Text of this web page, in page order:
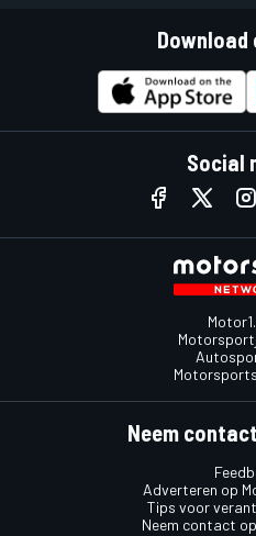
Download
Social
Neem
Adverteren op
Tips voor
Neem contact